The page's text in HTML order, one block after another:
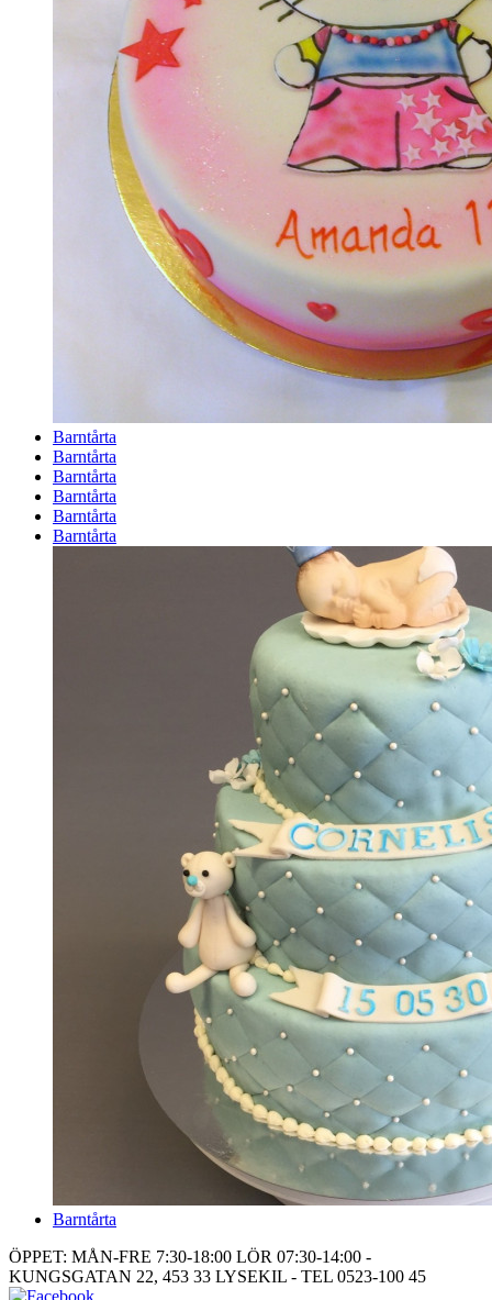
Barntårta
Barntårta
Barntårta
Barntårta
Barntårta
Barntårta
Barntårta
ÖPPET: MÅN-FRE 7:30-18:00 LÖR 07:30-14:00 -
KUNGSGATAN 22, 453 33 LYSEKIL - TEL 0523-100 45